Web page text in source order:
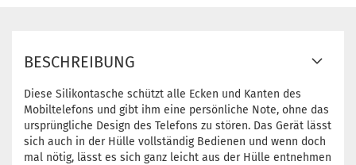
BESCHREIBUNG
Diese Silikontasche schützt alle Ecken und Kanten des
Mobiltelefons und gibt ihm eine persönliche Note, ohne das
ursprüngliche Design des Telefons zu stören. Das Gerät lässt
sich auch in der Hülle vollständig Bedienen und wenn doch
mal nötig, lässt es sich ganz leicht aus der Hülle entnehmen